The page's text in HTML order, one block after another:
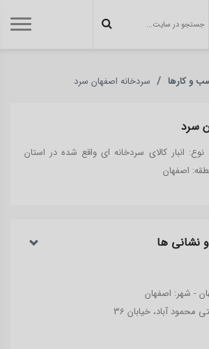
و کارها سردخانه اصفهان سرد
سرد
انبار کالای سردخانه ای واقع شده در استان
اصفهان
نشانی ‌ها
- شهر: اصفهان
آباد، خیابان 36